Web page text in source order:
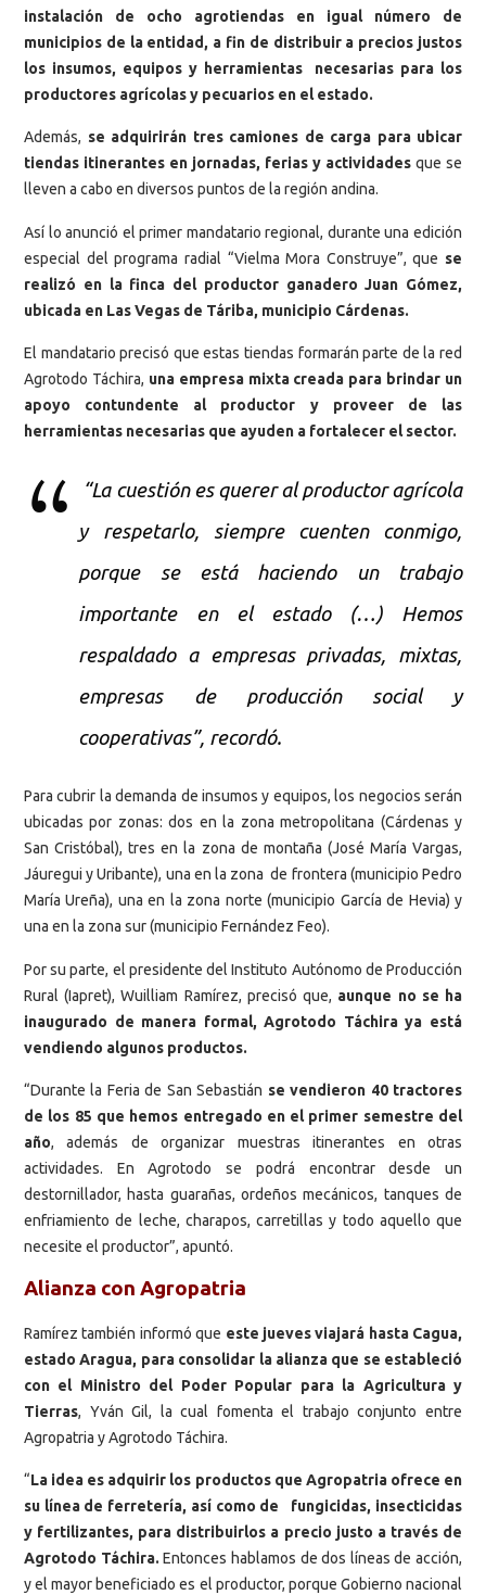
instalación de ocho agrotiendas en igual número de
municipios de la entidad, a fin de distribuir a precios justos
los insumos, equipos y herramientas necesarias para los
productores agrícolas y pecuarios en el estado.
Además, se adquirirán tres camiones de carga para ubicar
tiendas itinerantes en jornadas, ferias y actividades que se
lleven a cabo en diversos puntos de la región andina.
Así lo anunció el primer mandatario regional, durante una edición
especial del programa radial “Vielma Mora Construye”, que se
realizó en la finca del productor ganadero Juan Gómez,
ubicada en Las Vegas de Táriba, municipio Cárdenas.
El mandatario precisó que estas tiendas formarán parte de la red
Agrotodo Táchira, una empresa mixta creada para brindar un
apoyo contundente al productor y proveer de las
herramientas necesarias que ayuden a fortalecer el sector.
“La cuestión es querer al productor agrícola
y respetarlo, siempre cuenten conmigo,
porque se está haciendo un trabajo
importante en el estado (…) Hemos
respaldado a empresas privadas, mixtas,
empresas de producción social y
cooperativas”, recordó.
Para cubrir la demanda de insumos y equipos, los negocios serán
ubicadas por zonas: dos en la zona metropolitana (Cárdenas y
San Cristóbal), tres en la zona de montaña (José María Vargas,
Jáuregui y Uribante), una en la zona de frontera (municipio Pedro
María Ureña), una en la zona norte (municipio García de Hevia) y
una en la zona sur (municipio Fernández Feo).
Por su parte, el presidente del Instituto Autónomo de Producción
Rural (Iapret), Wuilliam Ramírez, precisó que, aunque no se ha
inaugurado de manera formal, Agrotodo Táchira ya está
vendiendo algunos productos.
“Durante la Feria de San Sebastián se vendieron 40 tractores
de los 85 que hemos entregado en el primer semestre del
año, además de organizar muestras itinerantes en otras
actividades. En Agrotodo se podrá encontrar desde un
destornillador, hasta guarañas, ordeños mecánicos, tanques de
enfriamiento de leche, charapos, carretillas y todo aquello que
necesite el productor”, apuntó.
Alianza con Agropatria
Ramírez también informó que este jueves viajará hasta Cagua,
estado Aragua, para consolidar la alianza que se estableció
con el Ministro del Poder Popular para la Agricultura y
Tierras, Yván Gil, la cual fomenta el trabajo conjunto entre
Agropatria y Agrotodo Táchira.
“La idea es adquirir los productos que Agropatria ofrece en
su línea de ferretería, así como de fungicidas, insecticidas
y fertilizantes, para distribuirlos a precio justo a través de
Agrotodo Táchira. Entonces hablamos de dos líneas de acción,
y el mayor beneficiado es el productor, porque Gobierno nacional